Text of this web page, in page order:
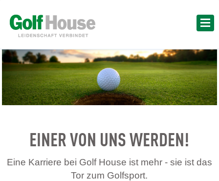
EINER VON UNS WERDEN!
Eine Karriere bei Golf House ist mehr - sie ist das
Tor zum Golfsport.